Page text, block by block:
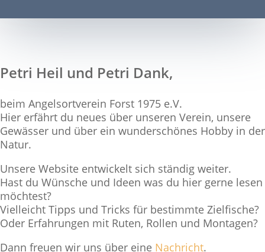
Petri Heil und Petri Dank,
beim Angelsortverein Forst 1975 e.V.
Hier erfährt du neues über unseren Verein, unsere
Gewässer und über ein wunderschönes Hobby in der
Natur.
Unsere Website entwickelt sich ständig weiter.
Hast du Wünsche und Ideen was du hier gerne lesen
möchtest?
Vielleicht Tipps und Tricks für bestimmte Zielfische?
Oder Erfahrungen mit Ruten, Rollen und Montagen?
Dann freuen wir uns über eine Nachricht.